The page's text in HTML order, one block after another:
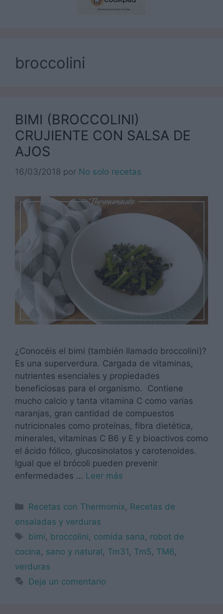
broccolini
BIMI (BROCCOLINI)
CRUJIENTE CON SALSA DE
AJOS
16/03/2018 por No solo recetas
¿Conocéis el bimi (también llamado broccolini)?
Es una superverdura. Cargada de vitaminas,
nutrientes esenciales y propiedades
beneficiosas para el organismo. Contiene
mucho calcio y tanta vitamina C como varias
naranjas, gran cantidad de compuestos
nutricionales como proteínas, fibra dietética,
minerales, vitaminas C B6 y E y bioactivos como
el ácido fólico, glucosinolatos y carotenoides.
Igual que el brócoli pueden prevenir
enfermedades … Leer más
Categorías
Recetas con Thermomix, Recetas de
ensaladas y verduras
Etiquetas
bimi, broccolini, comida sana , robot de
cocina , sano y natural, Tm31, Tm5, TM6,
verduras
Deja un comentario